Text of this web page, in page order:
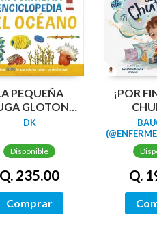
PEQUEÑA
GLOTONA:
MI PRIMERA
OCÉANO
DK
Disponible
Q. 235.00
Comprar
¡POR
Q.